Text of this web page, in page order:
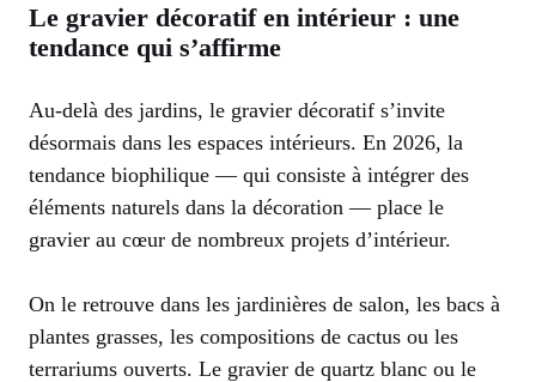
Le gravier décoratif en intérieur : une
tendance qui s’affirme
Au-delà des jardins, le gravier décoratif s’invite
désormais dans les espaces intérieurs. En 2026, la
tendance biophilique — qui consiste à intégrer des
éléments naturels dans la décoration — place le
gravier au cœur de nombreux projets d’intérieur.
On le retrouve dans les jardinières de salon, les bacs à
plantes grasses, les compositions de cactus ou les
terrariums ouverts. Le gravier de quartz blanc ou le